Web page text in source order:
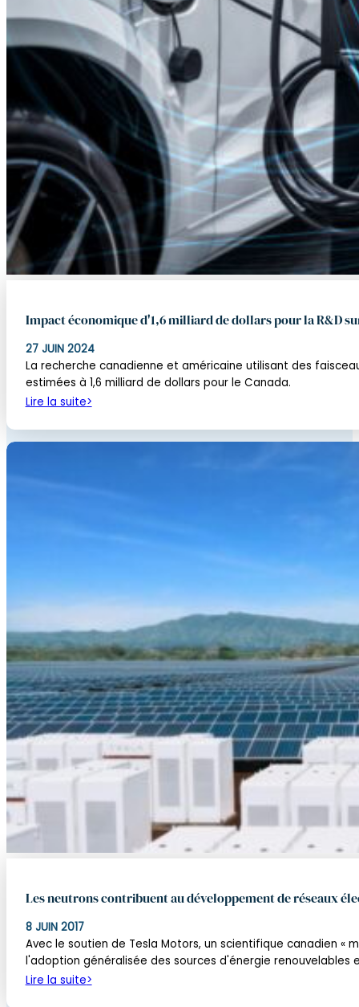
Impact économique d'1,6 milliard de dollars pour la R&D
27 JUIN 2024
La recherche canadienne et américaine utilisant des
estimées à 1,6 milliard de dollars pour le Canada.
Lire la suite
Les neutrons contribuent au développement de réseaux
8 JUIN 2017
Avec le soutien de Tesla Motors, un scientifique canadien
l'adoption généralisée des sources d'énergie renouvelables
Lire la suite